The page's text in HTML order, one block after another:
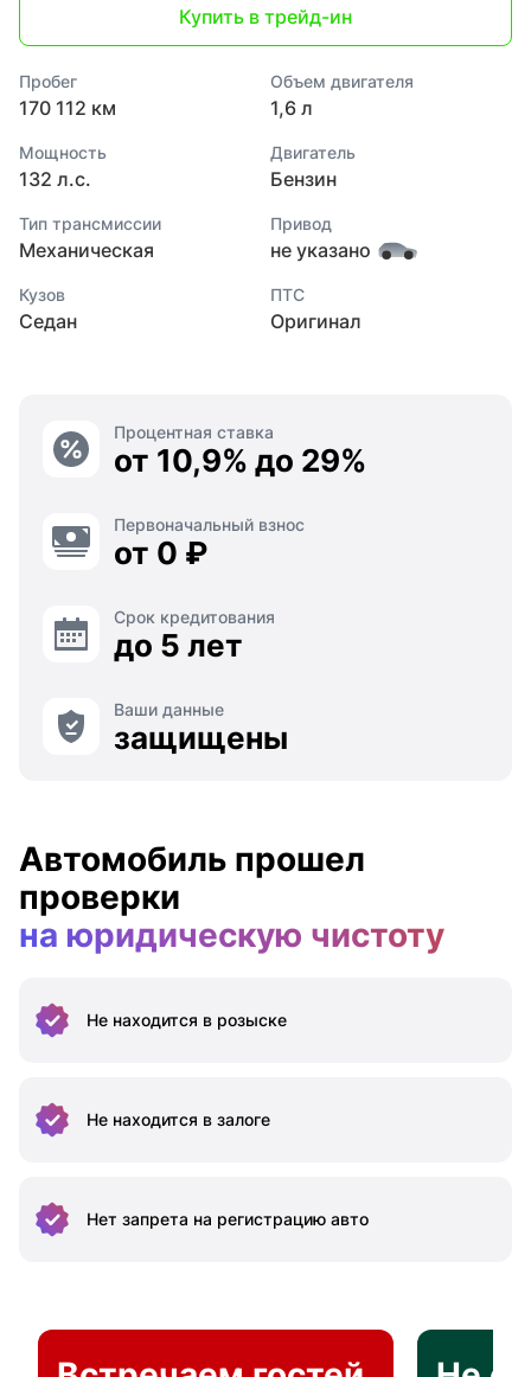
Купить в трейд-ин
Пробег
170 112 км
Объем двигателя
1,6 л
Мощность
132 л.с.
Двигатель
Бензин
Тип трансмиссии
Механическая
Привод
не указано
Кузов
Седан
ПТС
Оригинал
Процентная ставка
от 10,9% до 29%
Первоначальный взнос
от 0 ₽
Срок кредитования
до 5 лет
Ваши данные
защищены
Автомобиль прошел
проверки
на юридическую чистоту
Не находится в розыске
Не находится в залоге
Нет запрета на регистрацию авто